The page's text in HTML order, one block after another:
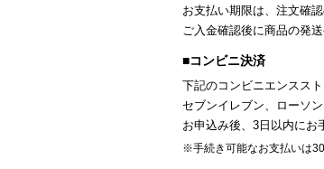
お支払い期限は、注文確
ご入金確認後に商品の発
■コンビニ決済
下記のコンビニエンスス
セブンイレブン、ローソ
お申込み後、3日以内にお
※手続き可能なお支払いは